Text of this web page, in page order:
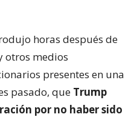
horas después de
otros medios
presentes en una
pasado, que Trump
por no haber sido